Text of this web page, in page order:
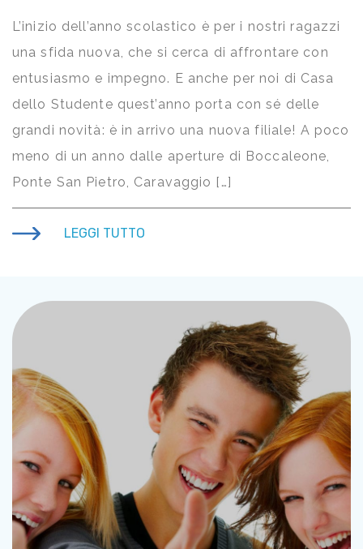
L’inizio dell’anno scolastico è per i nostri ragazzi
una sfida nuova, che si cerca di affrontare con
entusiasmo e impegno. E anche per noi di Casa
dello Studente quest’anno porta con sé delle
grandi novità: è in arrivo una nuova filiale! A poco
meno di un anno dalle aperture di Boccaleone,
Ponte San Pietro, Caravaggio […]
LEGGI TUTTO